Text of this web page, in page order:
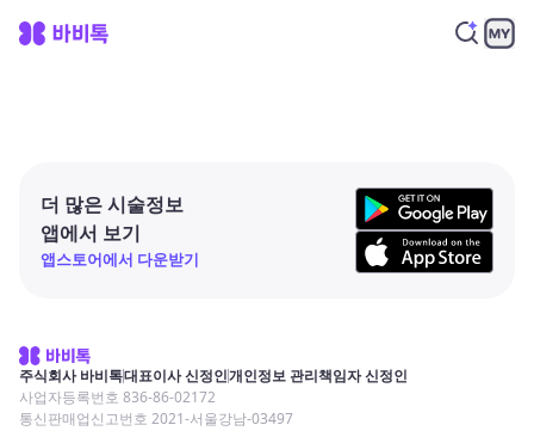
더 많은 시술정보
앱에서 보기
앱스토어에서 다운받기
주식회사 바비톡대표이사 신정인개인정보 관리책임자 신정인
사업자등록번호 836-86-02172
통신판매업신고번호 2021-서울강남-03497